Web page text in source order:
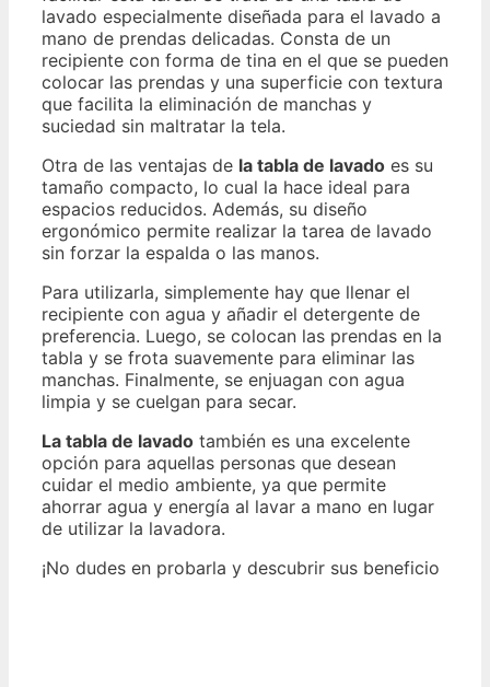
lavado especialmente diseñada para el lavado a
mano de prendas delicadas. Consta de un
recipiente con forma de tina en el que se pueden
colocar las prendas y una superficie con textura
que facilita la eliminación de manchas y
suciedad sin maltratar la tela.
Otra de las ventajas de la tabla de lavado es su
tamaño compacto, lo cual la hace ideal para
espacios reducidos. Además, su diseño
ergonómico permite realizar la tarea de lavado
sin forzar la espalda o las manos.
Para utilizarla, simplemente hay que llenar el
recipiente con agua y añadir el detergente de
preferencia. Luego, se colocan las prendas en la
tabla y se frota suavemente para eliminar las
manchas. Finalmente, se enjuagan con agua
limpia y se cuelgan para secar.
La tabla de lavado también es una excelente
opción para aquellas personas que desean
cuidar el medio ambiente, ya que permite
ahorrar agua y energía al lavar a mano en lugar
de utilizar la lavadora.
¡No dudes en probarla y descubrir sus beneficio